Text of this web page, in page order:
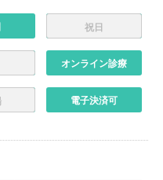
祝日
オンライン診療
電子決済可